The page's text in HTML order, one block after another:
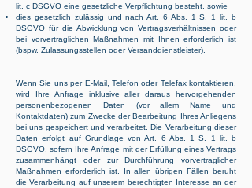
lit. c DSGVO eine gesetzliche Verpflichtung besteht, sowie
dies gesetzlich zulässig und nach Art. 6 Abs. 1 S. 1 lit. b
DSGVO für die Abwicklung von Vertragsverhältnissen oder
bei vorvertraglichen Maßnahmen mit Ihnen erforderlich ist
(bspw. Zulassungsstellen oder Versanddienstleister).
Wenn Sie uns per E-Mail, Telefon oder Telefax kontaktieren,
wird Ihre Anfrage inklusive aller daraus hervorgehenden
personenbezogenen Daten (vor allem Name und
Kontaktdaten) zum Zwecke der Bearbeitung Ihres Anliegens
bei uns gespeichert und verarbeitet. Die Verarbeitung dieser
Daten erfolgt auf Grundlage von Art. 6 Abs. 1 S. 1 lit. b
DSGVO, sofern Ihre Anfrage mit der Erfüllung eines Vertrags
zusammenhängt oder zur Durchführung vorvertraglicher
Maßnahmen erforderlich ist. In allen übrigen Fällen beruht
die Verarbeitung auf unserem berechtigten Interesse an der